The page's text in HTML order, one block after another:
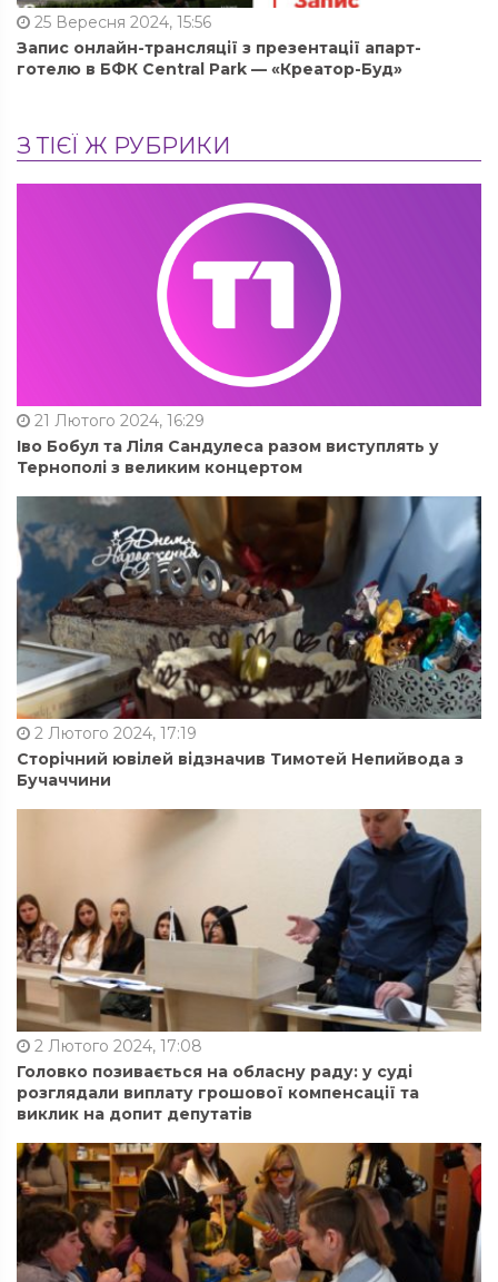
25 Вересня 2024, 15:56
Запис онлайн-трансляції з презентації апарт-
готелю в БФК Central Park — «Креатор-Буд»
З ТІЄЇ Ж РУБРИКИ
21 Лютого 2024, 16:29
Іво Бобул та Ліля Сандулеса разом виступлять у
Тернополі з великим концертом
2 Лютого 2024, 17:19
Сторічний ювілей відзначив Тимотей Непийвода з
Бучаччини
2 Лютого 2024, 17:08
Головко позивається на обласну раду: у суді
розглядали виплату грошової компенсації та
виклик на допит депутатів